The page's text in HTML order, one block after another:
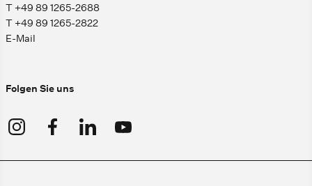
T +49 89 1265-2688
T +49 89 1265-2822
E-Mail
Folgen Sie uns